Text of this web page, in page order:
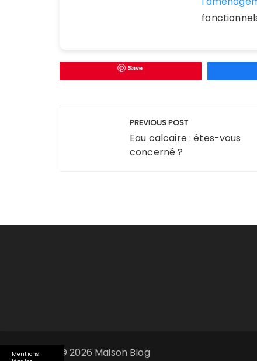
Mentions
Save
NavigationPREVIOUS POST
Eau calcaire : êtes-vous
concerné ?
© 2026 Maison Blog